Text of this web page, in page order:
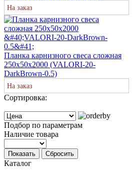
На заказ
Планка карнизного свеса сложная
250х50х2000 (VALORI-20-
DarkBrown-0.5)
На заказ
Сортировка:
Подбор по параметрам
Наличие товара
Показать Сбросить
Каталог